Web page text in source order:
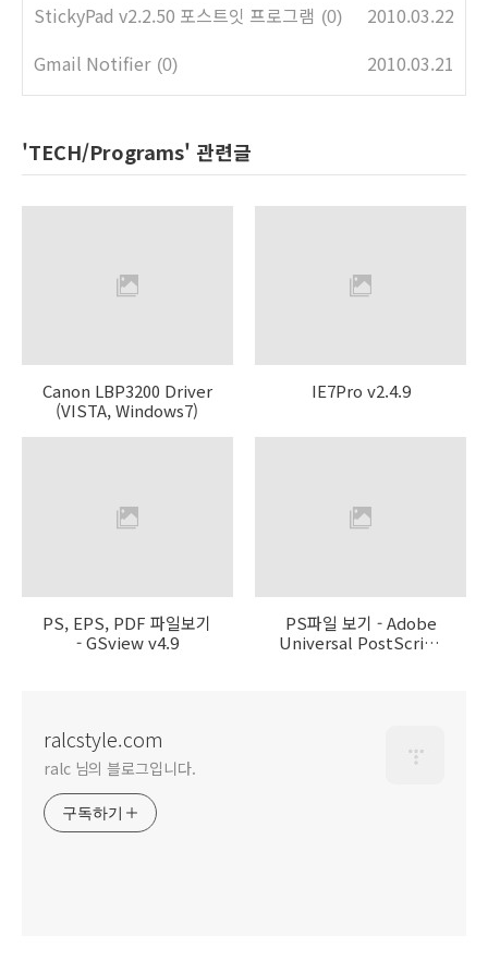
StickyPad v2.2.50 포스트잇 프로그램 (0)
2010.03.22
Gmail Notifier (0) 2010.03.21
'TECH/Programs' 관련글
Canon LBP3200 Driver
(VISTA, Windows7)
IE7Pro v2.4.9
PS, EPS, PDF 파일보기
- GSview v4.9
PS파일 보기 - Adobe
Universal PostScript
ralcstyle.com
ralc 님의 블로그입니다.
구독하기